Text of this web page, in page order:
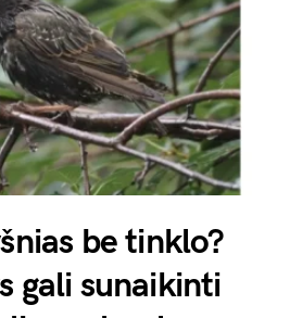
be tinklo?
gali sunaikinti